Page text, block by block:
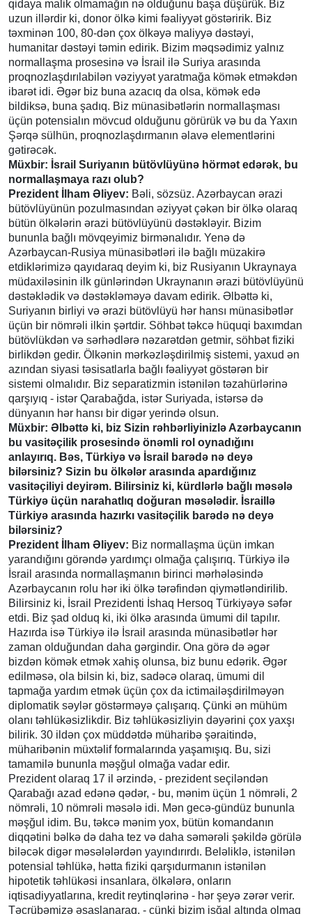
qidaya malik olmamağın nə olduğunu başa düşürük. Biz
uzun illərdir ki, donor ölkə kimi fəaliyyət göstəririk. Biz
təxminən 100, 80-dən çox ölkəyə maliyyə dəstəyi,
humanitar dəstəyi təmin edirik. Bizim məqsədimiz yalnız
normallaşma prosesinə və İsrail ilə Suriya arasında
proqnozlaşdırılabilən vəziyyət yaratmağa kömək etməkdən
ibarət idi. Əgər biz buna azacıq da olsa, kömək edə
bildiksə, buna şadıq. Biz münasibətlərin normallaşması
üçün potensialın mövcud olduğunu görürük və bu da Yaxın
Şərqə sülhün, proqnozlaşdırmanın əlavə elementlərini
gətirəcək.
Müxbir: İsrail Suriyanın bütövlüyünə hörmət edərək, bu
normallaşmaya razı olub?
Prezident İlham Əliyev: Bəli, sözsüz. Azərbaycan ərazi
bütövlüyünün pozulmasından əziyyət çəkən bir ölkə olaraq
bütün ölkələrin ərazi bütövlüyünü dəstəkləyir. Bizim
bununla bağlı mövqeyimiz birmənalıdır. Yenə də
Azərbaycan-Rusiya münasibətləri ilə bağlı müzakirə
etdiklərimizə qayıdaraq deyim ki, biz Rusiyanın Ukraynaya
müdaxiləsinin ilk günlərindən Ukraynanın ərazi bütövlüyünü
dəstəklədik və dəstəkləməyə davam edirik. Əlbəttə ki,
Suriyanın birliyi və ərazi bütövlüyü hər hansı münasibətlər
üçün bir nömrəli ilkin şərtdir. Söhbət təkcə hüquqi baxımdan
bütövlükdən və sərhədlərə nəzarətdən getmir, söhbət fiziki
birlikdən gedir. Ölkənin mərkəzləşdirilmiş sistemi, yaxud ən
azından siyasi təsisatlarla bağlı fəaliyyət göstərən bir
sistemi olmalıdır. Biz separatizmin istənilən təzahürlərinə
qarşıyıq - istər Qarabağda, istər Suriyada, istərsə də
dünyanın hər hansı bir digər yerində olsun.
Müxbir: Əlbəttə ki, biz Sizin rəhbərliyinizlə Azərbaycanın
bu vasitəçilik prosesində önəmli rol oynadığını
anlayırıq. Bəs, Türkiyə və İsrail barədə nə deyə
bilərsiniz? Sizin bu ölkələr arasında apardığınız
vasitəçiliyi deyirəm. Bilirsiniz ki, kürdlərlə bağlı məsələ
Türkiyə üçün narahatlıq doğuran məsələdir. İsraillə
Türkiyə arasında hazırkı vasitəçilik barədə nə deyə
bilərsiniz?
Prezident İlham Əliyev: Biz normallaşma üçün imkan
yarandığını görəndə yardımçı olmağa çalışırıq. Türkiyə ilə
İsrail arasında normallaşmanın birinci mərhələsində
Azərbaycanın rolu hər iki ölkə tərəfindən qiymətləndirilib.
Bilirsiniz ki, İsrail Prezidenti İshaq Hersoq Türkiyəyə səfər
etdi. Biz şad olduq ki, iki ölkə arasında ümumi dil tapılır.
Hazırda isə Türkiyə ilə İsrail arasında münasibətlər hər
zaman olduğundan daha gərgindir. Ona görə də əgər
bizdən kömək etmək xahiş olunsa, biz bunu edərik. Əgər
edilməsə, ola bilsin ki, biz, sadəcə olaraq, ümumi dil
tapmağa yardım etmək üçün çox da ictimailəşdirilməyən
diplomatik səylər göstərməyə çalışarıq. Çünki ən mühüm
olanı təhlükəsizlikdir. Biz təhlükəsizliyin dəyərini çox yaxşı
bilirik. 30 ildən çox müddətdə müharibə şəraitində,
müharibənin müxtəlif formalarında yaşamışıq. Bu, sizi
tamamilə bununla məşğul olmağa vadar edir.
Prezident olaraq 17 il ərzində, - prezident seçiləndən
Qarabağı azad edənə qədər, - bu, mənim üçün 1 nömrəli, 2
nömrəli, 10 nömrəli məsələ idi. Mən gecə-gündüz bununla
məşğul idim. Bu, təkcə mənim yox, bütün komandanın
diqqətini bəlkə də daha tez və daha səmərəli şəkildə görülə
biləcək digər məsələlərdən yayındırırdı. Beləliklə, istənilən
potensial təhlükə, hətta fiziki qarşıdurmanın istənilən
hipotetik təhlükəsi insanlara, ölkələrə, onların
iqtisadiyyatlarına, kredit reytinqlərinə - hər şeyə zərər verir.
Təcrübəmizə əsaslanaraq, - çünki bizim işğal altında olmaq